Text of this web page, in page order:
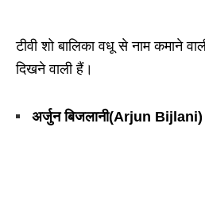
टीवी शो बालिका वधू से नाम कमाने
दिखने वाली हैं।
अर्जुन बिजलानी(Arjun Bijlani)